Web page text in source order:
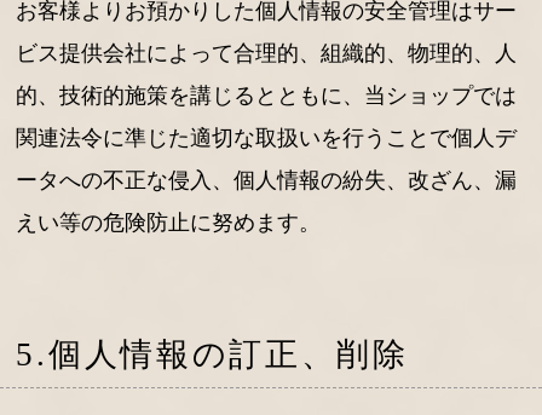
お客様よりお預かりした個人情報の安全管理はサー
ビス提供会社によって合理的、組織的、物理的、人
的、技術的施策を講じるとともに、当ショップでは
関連法令に準じた適切な取扱いを行うことで個人デ
ータへの不正な侵入、個人情報の紛失、改ざん、漏
えい等の危険防止に努めます。
5.個人情報の訂正、削除